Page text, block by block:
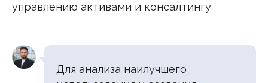
управлению активами и консалтингу
Для анализа наилучшего